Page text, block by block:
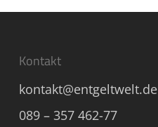
Kontakt
kontakt@entgeltwelt.de
089 – 357 462-77